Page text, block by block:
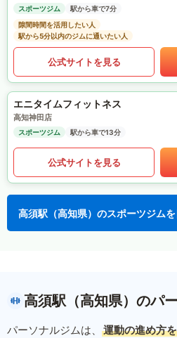
スポーツジム
駅から車で7分
隙間時間を活用したい人
駅から5分以内のジムに通いたい人
公式サイトを見る
エニタイムフィットネス
高知神田店
スポーツジム 駅から車で13分
公式サイトを見る
高須駅（高知県）のスポーツジム
高須駅（高知県）のパ
パーソナルジムは、
運動の進め方